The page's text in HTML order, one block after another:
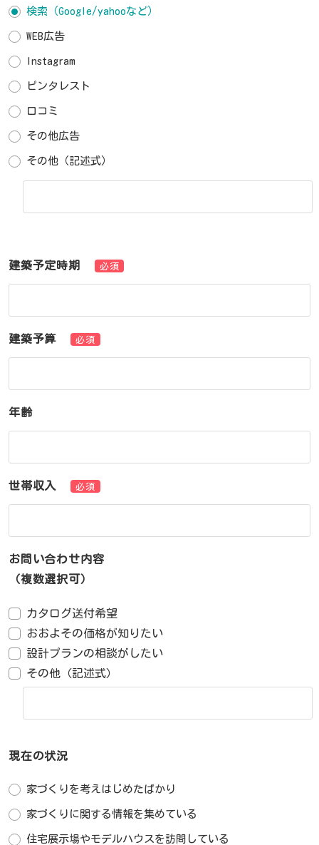
検索（Google/yahooなど）
WEB広告
Instagram
ピンタレスト
口コミ
その他広告
その他（記述式）
建築予定時期 必須
建築予算 必須
年齢
世帯収入 必須
お問い合わせ内容
（複数選択可）
カタログ送付希望
おおよその価格が知りたい
設計プランの相談がしたい
その他（記述式）
現在の状況
家づくりを考えはじめたばかり
家づくりに関する情報を集めている
住宅展示場やモデルハウスを訪問している